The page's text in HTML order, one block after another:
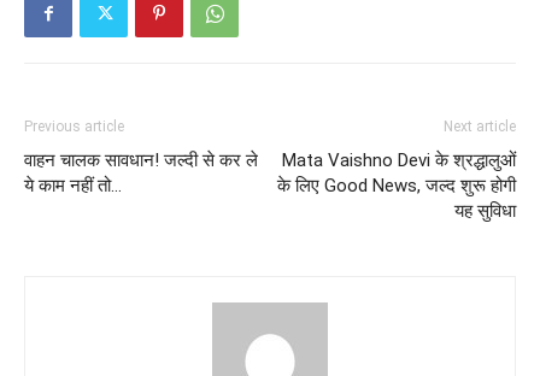
Previous article
वाहन चालक सावधान! जल्दी से कर ले
ये काम नहीं तो…
Next article
Mata Vaishno Devi के श्रद्धालुओं
के लिए Good News, जल्द शुरू होगी
यह सुविधा